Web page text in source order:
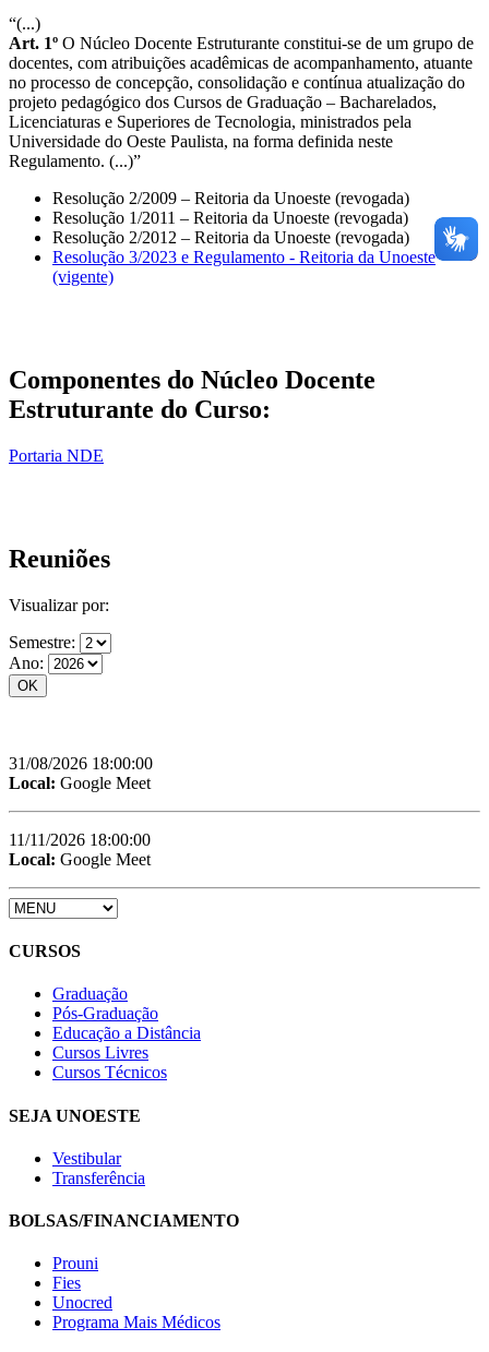
“(...)
Art. 1º O Núcleo Docente Estruturante constitui-se de um grupo de
docentes, com atribuições acadêmicas de acompanhamento, atuante
no processo de concepção, consolidação e contínua atualização do
projeto pedagógico dos Cursos de Graduação – Bacharelados,
Licenciaturas e Superiores de Tecnologia, ministrados pela
Universidade do Oeste Paulista, na forma definida neste
Regulamento. (...)”
Resolução 2/2009 – Reitoria da Unoeste (revogada)
Resolução 1/2011 – Reitoria da Unoeste (revogada)
Resolução 2/2012 – Reitoria da Unoeste (revogada)
Resolução 3/2023 e Regulamento - Reitoria da Unoeste
(vigente)
Componentes do Núcleo Docente
Estruturante do Curso:
Portaria NDE
Reuniões
Visualizar por:
Semestre:
Ano:
31/08/2026 18:00:00
Local: Google Meet
11/11/2026 18:00:00
Local: Google Meet
CURSOS
Graduação
Pós-Graduação
Educação a Distância
Cursos Livres
Cursos Técnicos
SEJA UNOESTE
Vestibular
Transferência
BOLSAS/FINANCIAMENTO
Prouni
Fies
Unocred
Programa Mais Médicos